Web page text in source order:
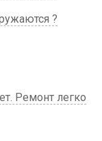
?
Ремонт легко